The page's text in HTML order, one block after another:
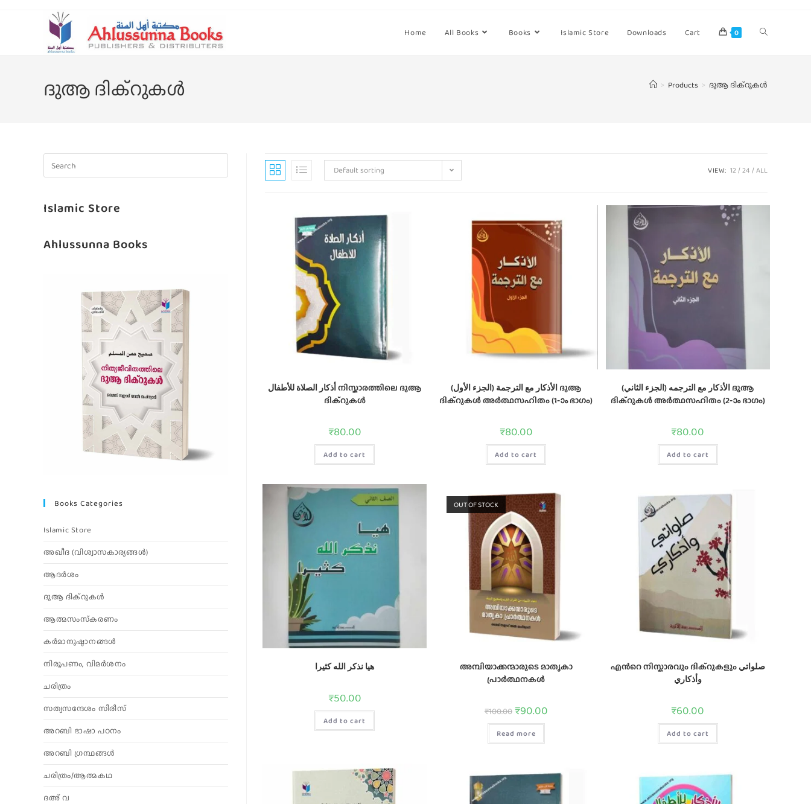
Home All Books Books Islamic Store Downloads Cart 0
ദുആ ദിക്റുകള്‍ > Products > ദുആ ദിക്റുകള്‍
Default sorting VIEW: 12 24 ALL
أذكار الصلاة للأطفال നിസ്കാരത്തിലെ ദുആ
ദിക്റുകൾ
₹80.00
Add to cart
الأذكار مع الترجمة (الجزء الأول) ദുആ
ദിക്റുകൾ അർത്ഥസഹിതം (1-ാം ഭാഗം)
₹80.00
Add to cart
الأذكار مع الترجمه (الجزء الثاني) ദുആ
ദിക്റുകൾ അർത്ഥസഹിതം (2-ാം ഭാഗം)
₹80.00
Add to cart
هيا نذكر الله كثيرا
₹50.00
Add to cart
OUT OF STOCK
അമ്പിയാക്കന്മാരുടെ മാതൃകാ
പ്രാര്‍ത്ഥനകൾ
₹100.00 ₹90.00
Read more
എൻറെ നിസ്കാരവും ദിക്റുകളും صلواتي
وأذكاري
₹60.00
Add to cart
Islamic Store
Ahlussunna Books
Books Categories
Islamic Store
അഖീദ (വിശ്വാസകാര്യങ്ങള്‍)
ആദര്‍ശം
ദുആ ദിക്റുകൾ
ആത്മസംസ്‌കരണം
കര്‍മാനുഷ്ഠാനങ്ങള്‍
നിരൂപണം, വിമര്‍ശനം
ചരിത്രം
സത്യസന്ദേശം സീരീസ്
അറബി ഭാഷാ പഠനം
അറബി ഗ്രന്ഥങ്ങൾ
ചരിത്രം/ആത്മകഥ
ദഅ് വ